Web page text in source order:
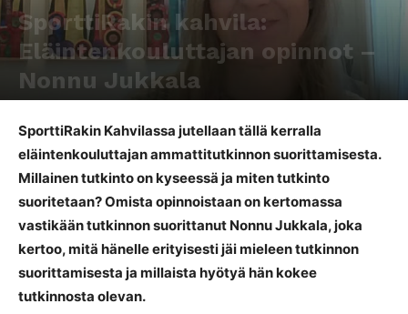
SporttiRakin kahvila:
Eläintenkouluttajan opinnot –
Nonnu Jukkala
SporttiRakin Kahvilassa jutellaan tällä kerralla
eläintenkouluttajan ammattitutkinnon suorittamisesta.
Millainen tutkinto on kyseessä ja miten tutkinto
suoritetaan? Omista opinnoistaan on kertomassa
vastikään tutkinnon suorittanut Nonnu Jukkala, joka
kertoo, mitä hänelle erityisesti jäi mieleen tutkinnon
suorittamisesta ja millaista hyötyä hän kokee
tutkinnosta olevan.